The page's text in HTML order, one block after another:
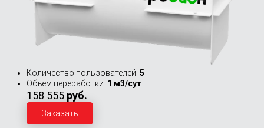
Количество пользователей: 5
Объём переработки: 1 м3/сут
158 555 руб.
Заказать